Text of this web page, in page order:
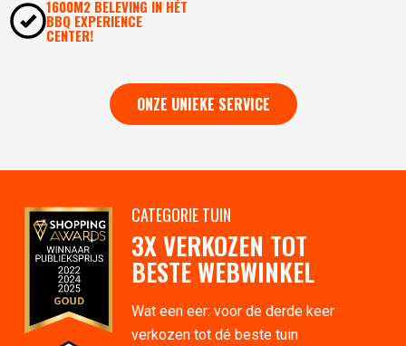
1600M2 BELEVING IN HÉT
BBQ EXPERIENCE
CENTER!
ONZE UNIEKE SERVICE
CATEGORIE TUIN
3X VERKOZEN TOT
BESTE WEBWINKEL
Wat een eer: voor de derde keer
verkozen tot dé beste tuin